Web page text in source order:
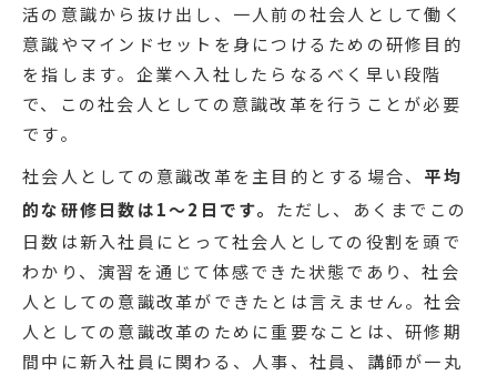
活の意識から抜け出し、一人前の社会人として働く
意識やマインドセットを身につけるための研修目的
を指します。企業へ入社したらなるべく早い段階
で、この社会人としての意識改革を行うことが必要
です。
社会人としての意識改革を主目的とする場合、 平均
的な研修日数は1〜2日です。 ただし、あくまでこの
日数は新入社員にとって社会人としての役割を頭で
わかり、演習を通じて体感できた状態であり、社会
人としての意識改革ができたとは言えません。社会
人としての意識改革のために重要なことは、研修期
間中に新入社員に関わる、人事、社員、講師が一丸